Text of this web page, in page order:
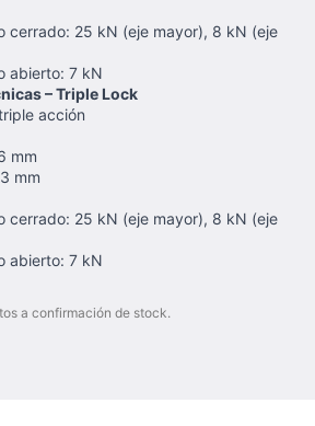
cerrado: 25 kN (eje mayor), 8 kN (eje
abierto: 7 kN
– Triple Lock
acción
mm
mm
cerrado: 25 kN (eje mayor), 8 kN (eje
abierto: 7 kN
a confirmación de stock.